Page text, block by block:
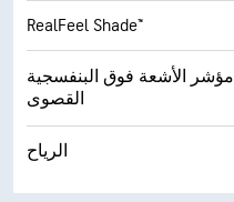
RealFeel Shade™
مؤشر الأشعة فوق البنفسجية
القصوى
الرياح